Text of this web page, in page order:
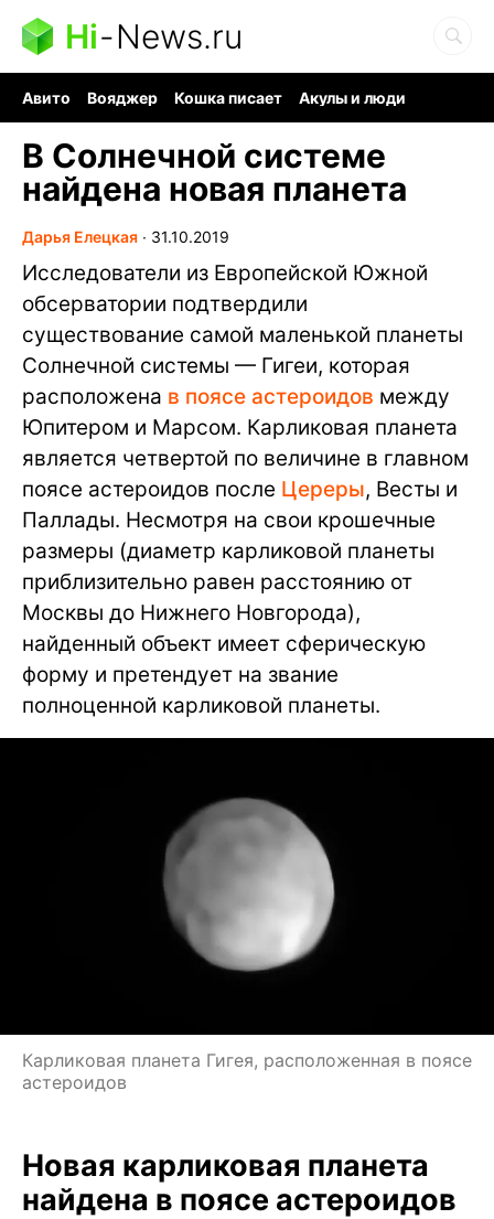
Hi-News.ru
Авито Вояджер Кошка писает
Акулы и люди
В Солнечной системе
найдена новая планета
Дарья Елецкая ∙ 31.10.2019
Исследователи из Европейской Южной
обсерватории подтвердили
существование самой маленькой планеты
Солнечной системы — Гигеи, которая
расположена в поясе астероидов между
Юпитером и Марсом. Карликовая планета
является четвертой по величине в главном
поясе астероидов после Цереры, Весты и
Паллады. Несмотря на свои крошечные
размеры (диаметр карликовой планеты
приблизительно равен расстоянию от
Москвы до Нижнего Новгорода),
найденный объект имеет сферическую
форму и претендует на звание
полноценной карликовой планеты.
Карликовая планета Гигея, расположенная в поясе
астероидов
Новая карликовая планета
найдена в поясе астероидов